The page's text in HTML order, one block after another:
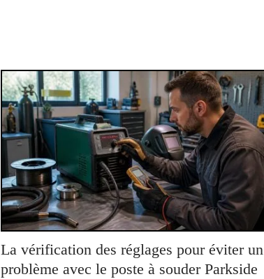
La vérification des réglages pour éviter un
problème avec le poste à souder Parkside